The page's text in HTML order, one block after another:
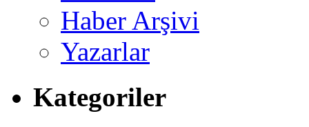
Haber Arşivi
Yazarlar
Kategoriler